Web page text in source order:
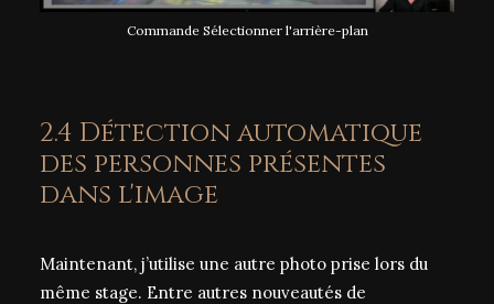
Commande Sélectionner l'arrière-plan
2.4 Détection automatique
des personnes présentes
dans l'image
Maintenant, j’utilise une autre photo prise lors du
même stage. Entre autres nouveautés de